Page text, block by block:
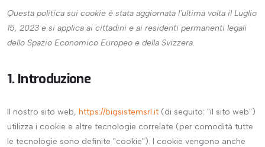
Questa politica sui cookie è stata aggiornata l'ultima volta il Luglio
15, 2023 e si applica ai cittadini e ai residenti permanenti legali
dello Spazio Economico Europeo e della Svizzera.
1. Introduzione
Il nostro sito web, https://bigsistemsrl.it (di seguito: "il sito web")
utilizza i cookie e altre tecnologie correlate (per comodità tutte
le tecnologie sono definite "cookie"). I cookie vengono anche